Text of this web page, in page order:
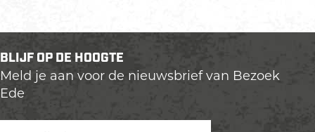
BLIJF OP DE HOOGTE
Meld je aan voor de nieuwsbrief van Bezoek
Ede